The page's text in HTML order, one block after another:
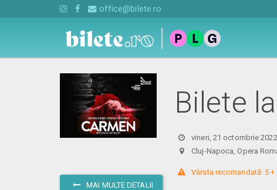
office@bilete.ro
MAI MULTE DETALII
Bilete
vineri, 21 octombrie
Cluj-Napoca, Opera
Vârsta recomandată: 5 +